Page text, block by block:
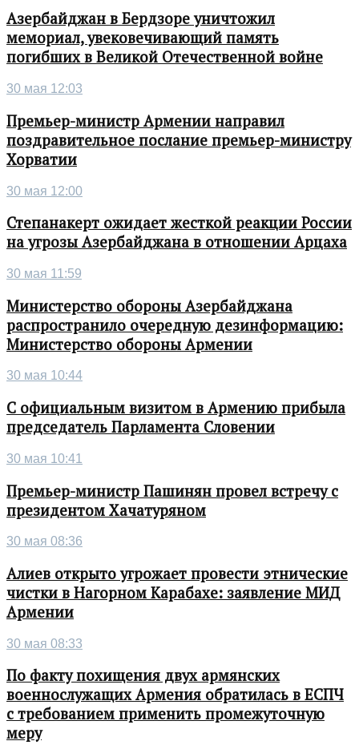
Азербайджан в Бердзоре уничтожил
мемориал, увековечивающий память
погибших в Великой Отечественной войне
30 мая 12:03
Премьер-министр Армении направил
поздравительное послание премьер-министру
Хорватии
30 мая 12:00
Степанакерт ожидает жесткой реакции России
на угрозы Азербайджана в отношении Арцаха
30 мая 11:59
Министерство обороны Азербайджана
распространило очередную дезинформацию:
Министерство обороны Армении
30 мая 10:44
С официальным визитом в Армению прибыла
председатель Парламента Словении
30 мая 10:41
Премьер-министр Пашинян провел встречу с
президентом Хачатуряном
30 мая 08:36
Алиев открыто угрожает провести этнические
чистки в Нагорном Карабахе: заявление МИД
Армении
30 мая 08:33
По факту похищения двух армянских
военнослужащих Армения обратилась в ЕСПЧ
с требованием применить промежуточную
меру